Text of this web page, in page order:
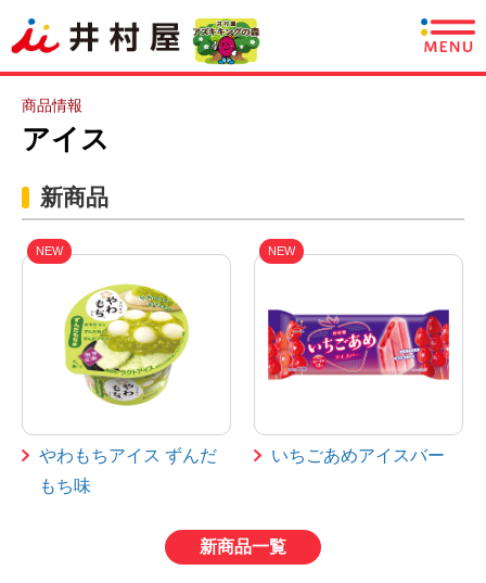
商品情報
レシピ
あずきについて
CSR情報
企業情報
採用情報
English
Chinese
商品情報
アイス
新商品
NEW
やわもちアイス ずんだ
もち味
NEW
いちごあめアイスバー
新商品一覧